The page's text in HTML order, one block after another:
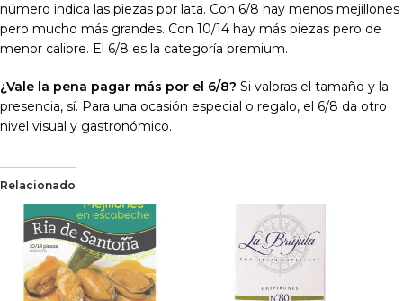
número indica las piezas por lata. Con 6/8 hay menos mejillones
pero mucho más grandes. Con 10/14 hay más piezas pero de
menor calibre. El 6/8 es la categoría premium.
¿Vale la pena pagar más por el 6/8? Si valoras el tamaño y la
presencia, sí. Para una ocasión especial o regalo, el 6/8 da otro
nivel visual y gastronómico.
Relacionado